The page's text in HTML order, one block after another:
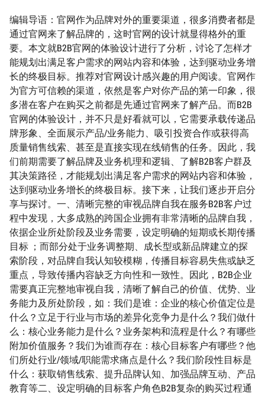
编辑导语：官网作为品牌对外的重要渠道，很多消费者都是
通过官网来了解品牌的，这时官网的设计就显得格外的重
要。本文就B2B官网的体验设计进行了分析，讨论了怎样才
能规划出满足客户需求的网站内容和体验，达到驱动业务增
长的终极目标。推荐对官网设计感兴趣的用户阅读。官网作
为官方可信赖的渠道，依然是客户对你产品的第一印象，很
多潜在客户在购买之前都是先通过官网来了解产品。而B2B
官网的体验设计，并不只是好看就可以，它需要承载传递品
牌形象、全面展示产品/业务能力、吸引投资合作或获得高
质量销售线索、甚至是直接实现在线销售的任务。因此，我
们前期需要了解品牌及业务机理和逻辑、了解B2B客户群及
其决策路径，才能规划出满足客户需求的网站内容和体验，
达到驱动业务增长的终极目标。接下来，让我们逐步开启分
享与探讨。一、清晰完整的审视品牌自我在服务B2B客户过
程中发现，大多成熟的跨国企业拥有非常清晰的品牌自我，
依据企业所处阶段及业务需要，设定明确的短期或长期传播
目标 ；而部分处于业务调整期、成长型或新品牌建立的探
索阶段，对品牌自我认知较模糊，传播目标容易失焦或缺乏
重点，导致传播内容缺乏方向性和一致性。因此，B2B企业
需要真正完整地审视自我，清晰了解自己的价值、优势、业
务能力及所处阶段，如：我们是谁：企业的核心价值定位是
什么？立足于行业与市场的差异化竞争力是什么？我们做什
么：核心业务能力是什么？业务架构和流程是什么？有哪些
附加价值服务？我们为谁而存在：核心目标客户有哪些？他
们所处行业/领域/职能需求痛点是什么？我们阶段性目标是
什么：获取销售线索、提升品牌认知、加强品牌互动、产品
教育等二、设定明确的目标客户角色B2B复杂的购买过程通